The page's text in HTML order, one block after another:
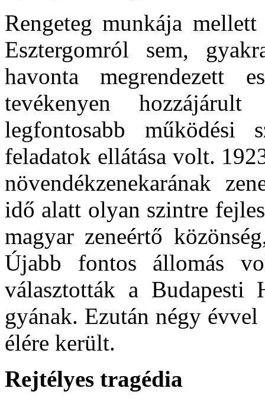
Rengeteg munkája
Esztergomról sem,
havonta megrendezett
tevékenyen
legfontosabb működési
feladatok ellátása volt.
növendékzenekarának
idő alatt olyan szintre
magyar zeneértő
Újabb fontos állomás
választották a Budapes­ti
gyának. Ezután négy
élére került.
Rejtélyes tragédia